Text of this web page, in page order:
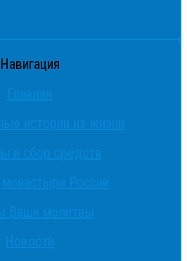
Навигация
Главная
истории из жизни
и сбор средств
России
Ваши молитвы
Новости